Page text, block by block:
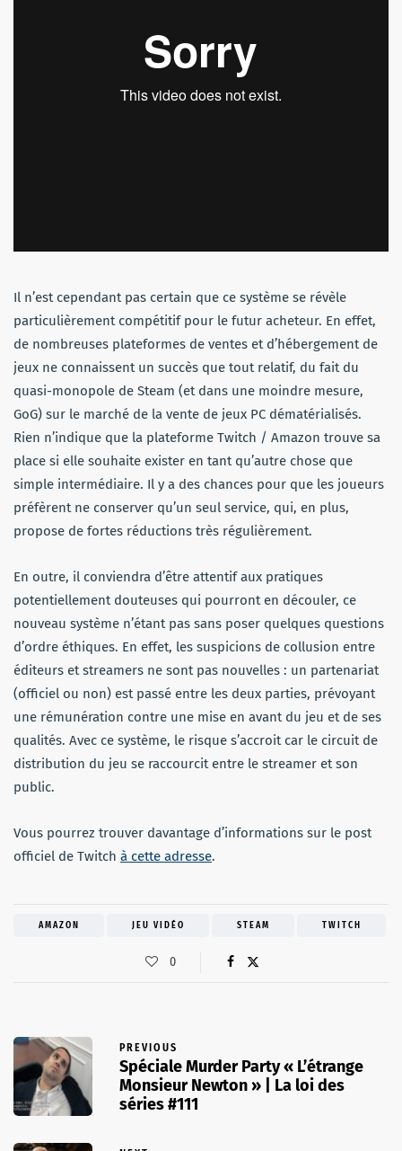
Il n’est cependant pas certain que ce système se révèle
particulièrement compétitif pour le futur acheteur. En effet,
de nombreuses plateformes de ventes et d’hébergement de
jeux ne connaissent un succès que tout relatif, du fait du
quasi-monopole de Steam (et dans une moindre mesure,
GoG) sur le marché de la vente de jeux PC dématérialisés.
Rien n’indique que la plateforme Twitch / Amazon trouve sa
place si elle souhaite exister en tant qu’autre chose que
simple intermédiaire. Il y a des chances pour que les joueurs
préfèrent ne conserver qu’un seul service, qui, en plus,
propose de fortes réductions très régulièrement.
En outre, il conviendra d’être attentif aux pratiques
potentiellement douteuses qui pourront en découler, ce
nouveau système n’étant pas sans poser quelques questions
d’ordre éthiques. En effet, les suspicions de collusion entre
éditeurs et streamers ne sont pas nouvelles : un partenariat
(officiel ou non) est passé entre les deux parties, prévoyant
une rémunération contre une mise en avant du jeu et de ses
qualités. Avec ce système, le risque s’accroit car le circuit de
distribution du jeu se raccourcit entre le streamer et son
public.
Vous pourrez trouver davantage d’informations sur le post
officiel de Twitch à cette adresse.
AMAZON JEU VIDÉO STEAM TWITCH
0
PREVIOUS
Spéciale Murder Party « L’étrange
Monsieur Newton » | La loi des
séries #111